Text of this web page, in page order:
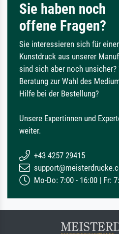
Sie haben noch
offene Fragen?
Sie interessieren sich für
Kunstdruck aus unserer
sind sich aber noch unsicher?
Beratung zur Wahl des
Hilfe bei der Bestellung?
Unsere Expertinnen und
weiter.
+43 4257 29415
Mo-Do: 7:00 - 16:00 | Fr: